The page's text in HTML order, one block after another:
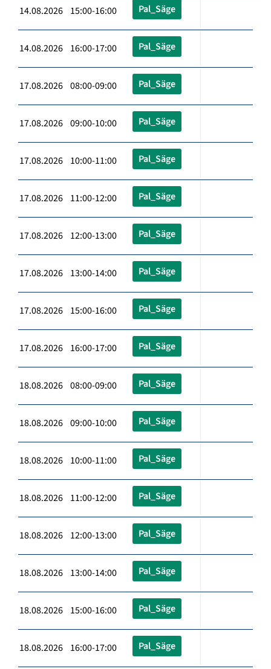
14.08.2026 15:00-16:00 Pal_Säge
14.08.2026 16:00-17:00 Pal_Säge
17.08.2026 08:00-09:00 Pal_Säge
17.08.2026 09:00-10:00 Pal_Säge
17.08.2026 10:00-11:00 Pal_Säge
17.08.2026 11:00-12:00 Pal_Säge
17.08.2026 12:00-13:00 Pal_Säge
17.08.2026 13:00-14:00 Pal_Säge
17.08.2026 15:00-16:00 Pal_Säge
17.08.2026 16:00-17:00 Pal_Säge
18.08.2026 08:00-09:00 Pal_Säge
18.08.2026 09:00-10:00 Pal_Säge
18.08.2026 10:00-11:00 Pal_Säge
18.08.2026 11:00-12:00 Pal_Säge
18.08.2026 12:00-13:00 Pal_Säge
18.08.2026 13:00-14:00 Pal_Säge
18.08.2026 15:00-16:00 Pal_Säge
18.08.2026 16:00-17:00 Pal_Säge